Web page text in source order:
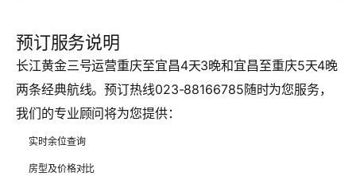
预订服务说明
长江黄金三号运营重庆至宜昌4天3晚和宜昌至重庆5天4晚
两条经典航线。预订热线023-88166785随时为您服务，
我们的专业顾问将为您提供：
实时余位查询
房型及价格对比